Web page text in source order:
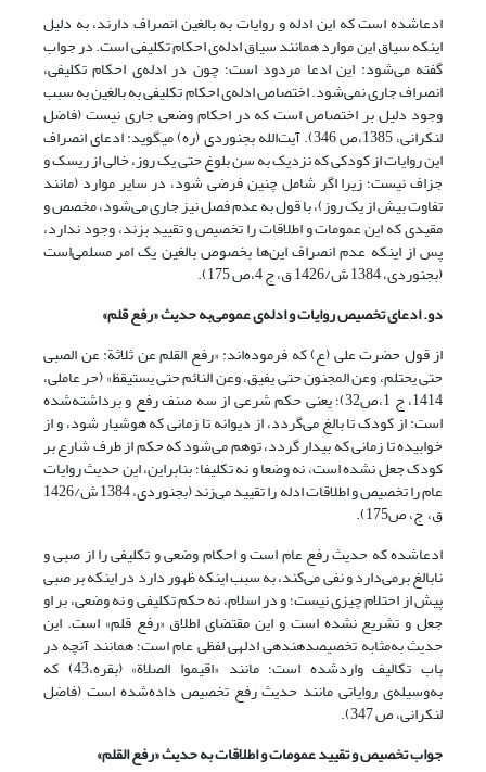
ادعاشده است که این ادله و روایات به بالغین انصراف دارند، به دلیل
اینکه سیاق این‌ موارد همانند سیاق ادله‌ی احکام تکلیفی است. در جواب
گفته می‌شود: این ادعا مردود است؛ چون در ادله‌ی احکام تکلیفی،
انصراف جاری نمی‌شود. اختصاص ادله‌ی احکام تکلیفی به بالغین به سبب
وجود دلیل بر اختصاص است که در احکام وضعی جاری نیست (فاضل
لنکرانی، 1385،ص 346). آیت‌الله بجنوردی (ره) می­گوید: ادعای انصراف
این روایات از کودکی که نزدیک به سن بلوغ حتی یک روز، خالی از ریسک و
جزاف نیست؛ زیرا اگر شامل چنین فرضی شود، در سایر موارد (مانند
تفاوت بیش از یک روز)، با قول به عدم فصل نیز جاری می‌شود، مخصص و
مقیدی که این عمومات و اطلاقات را تخصیص و تقیید بزند، وجود ندارد،
پس از اینکه عدم انصراف این‌ها بخصوص بالغین یک امر مسلمی‌‌است
(بجنوردی، 1384 ش/1426 ق، ج 4،ص 175).
دو. ادعای تخصیص روایات و ادله‌ی عمومی‌‌به حدیث «رفع قلم»
از قول حضرت علی (ع) که فرموده‌اند: «رفع القلم عن ثلاثة: عن الصبی
حتی یحتلم، وعن المجنون حتی یفیق، وعن النائم حتی یستیقظ» (حر عاملی،
1414، ج 1،ص32)؛ یعنی حکم شرعی از سه صنف رفع و برداشته‌شده
است: از کودک تا بالغ می‌گردد، از دیوانه تا زمانی که هوشیار شود، و از
خوابیده تا زمانی که بیدار گردد، توهم می‌شود که حکم از طرف شارع بر
کودک جعل نشده است، نه وضعا و نه تکلیفا؛ بنابراین، این حدیث روایات
عام را تخصیص و اطلاقات ادله را تقیید می‌زند (بجنوردی، 1384 ش/1426
ق، ج، ص175).
ادعاشده که حدیث رفع عام است و احکام وضعی و تکلیفی را از صبی و
نابالغ برمی‌دارد و نفی می‌کند، به سبب اینکه ظهور دارد در اینکه بر صبی
پیش از احتلام چیزی نیست؛ و در اسلام، نه حکم تکلیفی و نه وضعی، بر او
جعل و تشریع نشده است و این مقتضای اطلاق «رفع قلم» است. این
حدیث به‌مثابه تخصیص­دهنده­ی ادله­ی لفظی عام است؛ همانند آنچه در
باب تکالیف واردشده است؛ مانند «اقیموا الصلاة» (بقره،43) که
به‌وسیله‌ی روایاتی مانند حدیث رفع تخصیص داده‌شده است (فاضل
لنکرانی، ص 347).
جواب تخصیص و تقیید عمومات و اطلاقات به حدیث «رفع القلم»